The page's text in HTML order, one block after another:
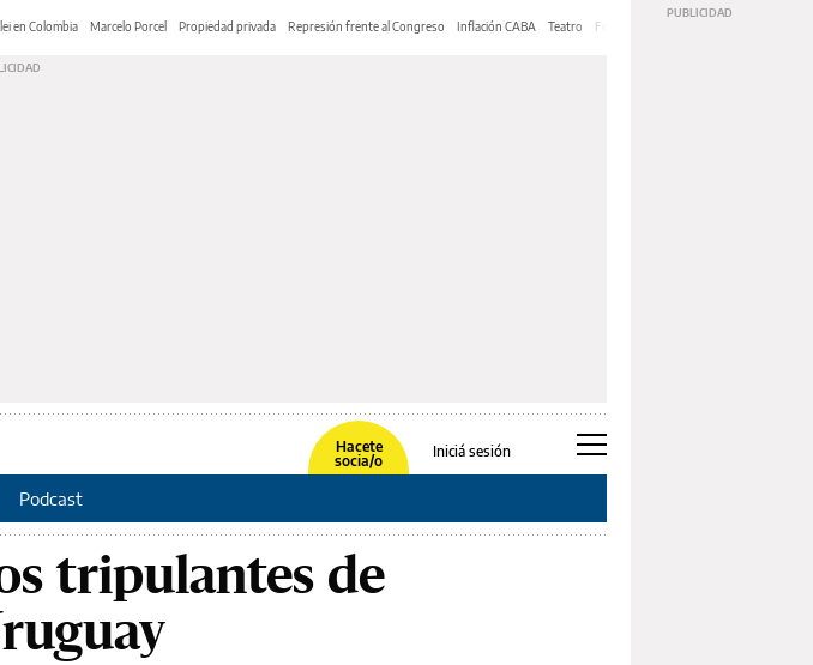
en Colombia Marcelo Porcel Propiedad privada Represión frente al Congreso Inflación CABA Teatro Feria de Editores
Hacete
socia/o
Iniciá sesión
Podcast
tripulantes de